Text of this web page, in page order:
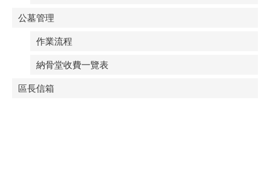
公墓管理
作業流程
納骨堂收費一覽表
區長信箱